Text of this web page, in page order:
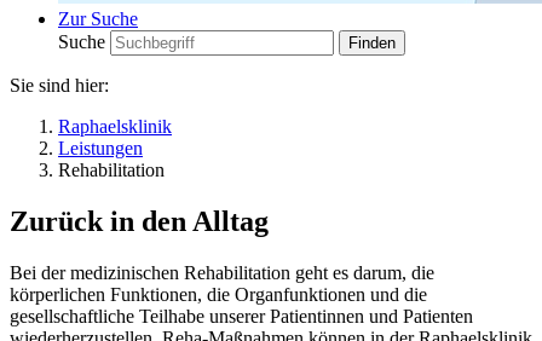
Zur Suche
Suche
Sie sind hier:
Raphaelsklinik
Leistungen
Rehabilitation
Zurück in den Alltag
Bei der medizinischen Rehabilitation geht es darum, die
körperlichen Funktionen, die Organfunktionen und die
gesellschaftliche Teilhabe unserer Patientinnen und Patienten